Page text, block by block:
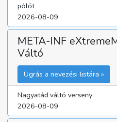
pólót
2026-08-09
META-INF
Váltó
Ugrás a nevezési listára »
Nagyatád váltó verseny
2026-08-09